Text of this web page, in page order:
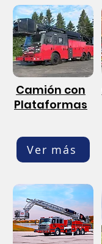
Camión con
Plataformas
Ver más